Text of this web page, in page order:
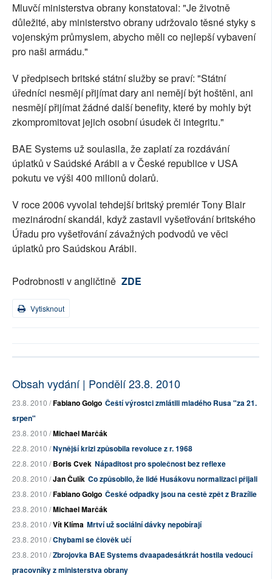
Mluvčí ministerstva obrany konstatoval: "Je životně
důležité, aby ministerstvo obrany udržovalo těsné styky s
vojenským průmyslem, abycho měli co nejlepší vybavení
pro naši armádu."
V předpisech britské státní služby se praví: "Státní
úředníci nesmějí přijímat dary ani nemějí být hoštěni, ani
nesmějí přijímat žádné další benefity, které by mohly být
zkompromitovat jejich osobní úsudek či integritu."
BAE Systems už soulasila, že zaplatí za rozdávání
úplatků v Saúdské Arábii a v České republice v USA
pokutu ve výši 400 milionů dolarů.
V roce 2006 vyvolal tehdejší britský premiér Tony Blair
mezinárodní skandál, když zastavil vyšetřování britského
Úřadu pro vyšetřování závažných podvodů ve věci
úplatků pro Saúdskou Arábii.
Podrobnosti v angličtině ZDE
Vytisknout
Obsah vydání | Pondělí 23.8. 2010
23.8. 2010 /Fabiano Golgo Čeští výrostci zmlátili mladého Rusa "za 21.
srpen"
23.8. 2010 /Michael Marčák
22.8. 2010 /Nynější krizi způsobila revoluce z r. 1968
22.8. 2010 /Boris Cvek Nápaditost pro společnost bez reflexe
20.8. 2010 /Jan Čulík Co způsobilo, že lidé Husákovu normalizaci přijali
23.8. 2010 /Fabiano Golgo České odpadky jsou na cestě zpět z Brazílie
23.8. 2010 /Michael Marčák
23.8. 2010 /Vít Klíma Mrtví už sociální dávky nepobírají
23.8. 2010 /Chybami se člověk učí
23.8. 2010 /Zbrojovka BAE Systems dvaapadesátkrát hostila vedoucí
pracovníky z ministerstva obrany